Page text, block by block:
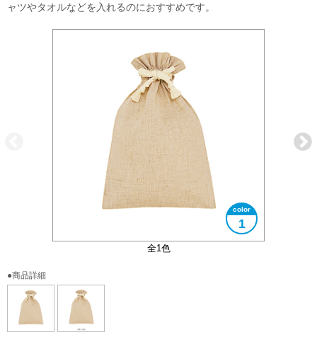
ャツやタオルなどを入れるのにおすすめです。
全1色
1
●商品詳細